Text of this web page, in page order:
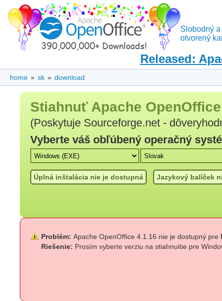
Slobodný a
otvorený
Released:
home » sk » download
Stiahnuť Apache OpenOffice
(Poskytuje Sourceforge.net -
Vyberte váš obľúbený operačný
Úplná inštalácia nie je dostupná Jazykový balíček
Problém: Apache OpenOffice 4.1.16 nie je dostupný pre
Riešenie: Prosím vyberte verziu na stiahnuitie pre